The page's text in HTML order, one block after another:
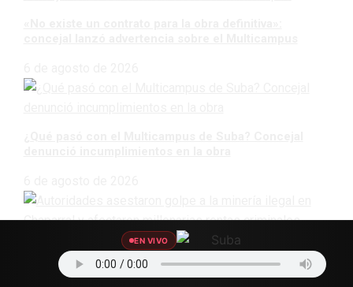
Autoridades asestaron golpe a la minería ilegal en
Chaparral y afectaron millonarias rentas criminales
EN VIVO